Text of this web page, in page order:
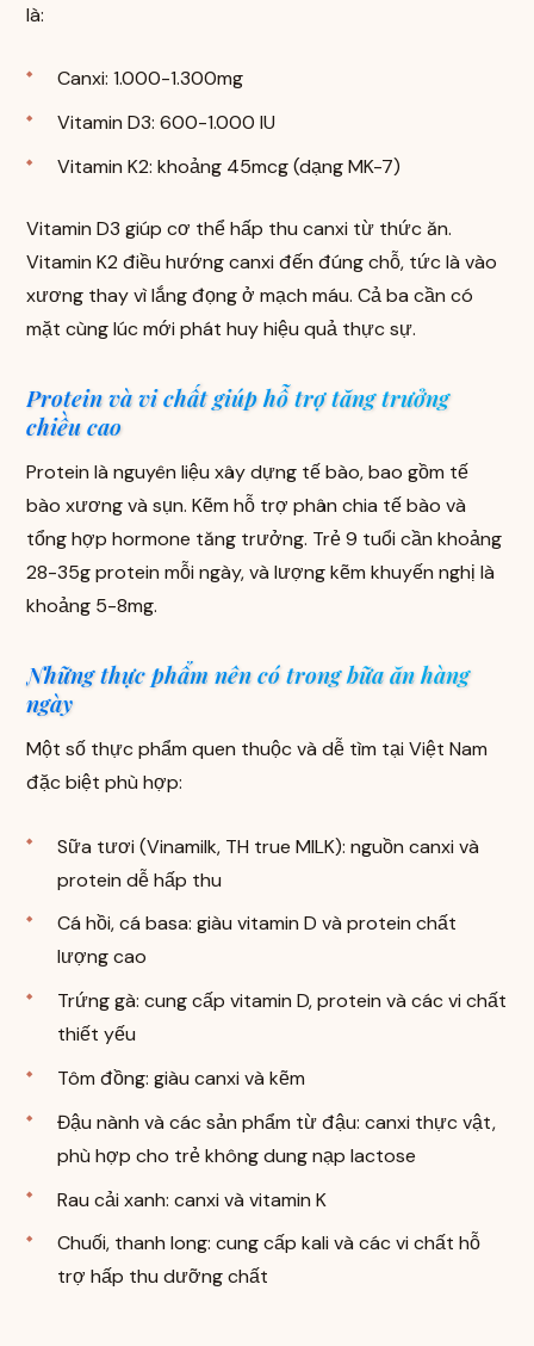
là:
Canxi: 1.000-1.300mg
Vitamin D3: 600-1.000 IU
Vitamin K2: khoảng 45mcg (dạng MK-7)
Vitamin D3 giúp cơ thể hấp thu canxi từ thức ăn.
Vitamin K2 điều hướng canxi đến đúng chỗ, tức là vào
xương thay vì lắng đọng ở mạch máu. Cả ba cần có
mặt cùng lúc mới phát huy hiệu quả thực sự.
Protein và vi chất giúp hỗ trợ tăng trưởng
chiều cao
Protein là nguyên liệu xây dựng tế bào, bao gồm tế
bào xương và sụn. Kẽm hỗ trợ phân chia tế bào và
tổng hợp hormone tăng trưởng. Trẻ 9 tuổi cần khoảng
28-35g protein mỗi ngày, và lượng kẽm khuyến nghị là
khoảng 5-8mg.
Những thực phẩm nên có trong bữa ăn hàng
ngày
Một số thực phẩm quen thuộc và dễ tìm tại Việt Nam
đặc biệt phù hợp:
Sữa tươi (Vinamilk, TH true MILK): nguồn canxi và
protein dễ hấp thu
Cá hồi, cá basa: giàu vitamin D và protein chất
lượng cao
Trứng gà: cung cấp vitamin D, protein và các vi chất
thiết yếu
Tôm đồng: giàu canxi và kẽm
Đậu nành và các sản phẩm từ đậu: canxi thực vật,
phù hợp cho trẻ không dung nạp lactose
Rau cải xanh: canxi và vitamin K
Chuối, thanh long: cung cấp kali và các vi chất hỗ
trợ hấp thu dưỡng chất